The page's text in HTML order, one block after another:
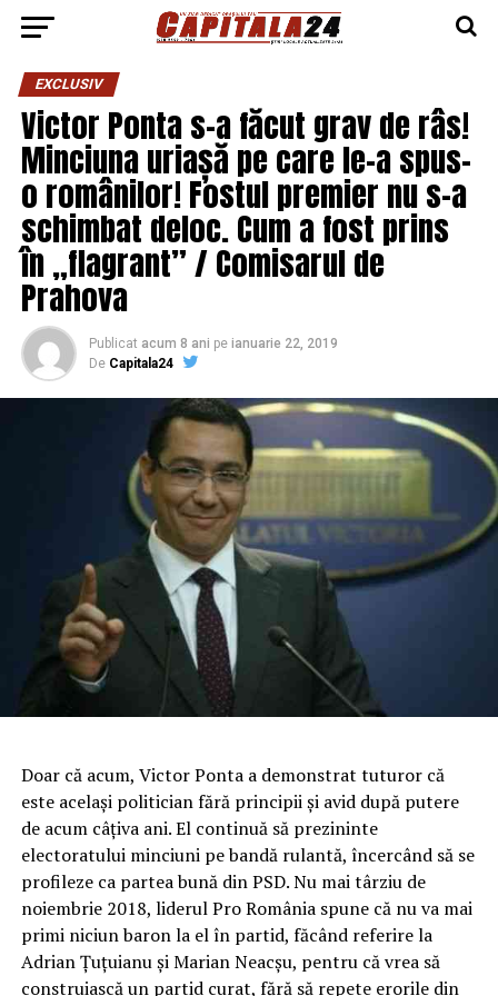
EXCLUSIV
Victor Ponta s-a făcut grav de râs!
Minciuna uriașă pe care le-a spus-
o românilor! Fostul premier nu s-a
schimbat deloc. Cum a fost prins
în „flagrant” / Comisarul de
Prahova
Publicat acum 8 ani pe ianuarie 22, 2019
De Capitala24
Doar că acum, Victor Ponta a demonstrat tuturor că
este acelaşi politician fără principii şi avid după putere
de acum câţiva ani. El continuă să prezininte
electoratului minciuni pe bandă rulantă, încercând să se
profileze ca partea bună din PSD. Nu mai târziu de
noiembrie 2018, liderul Pro România spune că nu va mai
primi niciun baron la el în partid, făcând referire la
Adrian Țuţuianu şi Marian Neacşu, pentru că vrea să
construiască un partid curat, fără să repete erorile din